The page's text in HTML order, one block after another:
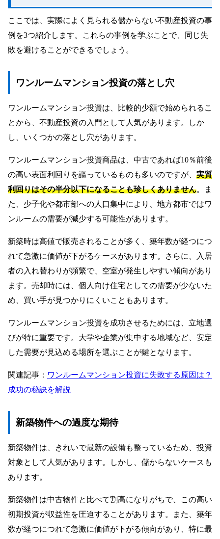
ここでは、実際によく見られる儲からない不動産投資の事
例を3つ紹介します。これらの事例を学ぶことで、同じ失
敗を避けることができるでしょう。
ワンルームマンション投資の落とし穴
ワンルームマンション投資は、比較的少額で始められるこ
とから、不動産投資の入門として人気があります。しか
し、いくつかの落とし穴があります。
ワンルームマンション投資商品は、中古であれば10％前後
の高い表面利回りを謳っているものも多いのですが、 実質
利回りはその半分以下になることも珍しくありません。ま
た、少子化や都市部への人口集中により、地方都市ではワ
ンルームの需要が減少する可能性があります。
新築時は高値で販売されることが多く、築年数が経つにつ
れて急激に価値が下がるケースがあります。さらに、入居
者の入れ替わりが頻繁で、空室が発生しやすい傾向があり
ます。売却時には、個人向け住宅としての需要が少ないた
め、買い手が見つかりにくいこともあります。
ワンルームマンション投資を成功させるためには、立地選
びが特に重要です。大学や企業が集中する地域など、安定
した需要が見込める場所を選ぶことが鍵となります。
関連記事： ワンルームマンション投資に失敗する原因は？
成功の秘訣を解説
新築物件への過度な期待
新築物件は、きれいで最新の設備も整っているため、投資
対象として人気があります。しかし、儲からないケースも
あります。
新築物件は中古物件と比べて割高になりがちで、この高い
初期投資が収益性を圧迫することがあります。また、築年
数が経つにつれて急激に価値が下がる傾向があり、特に最